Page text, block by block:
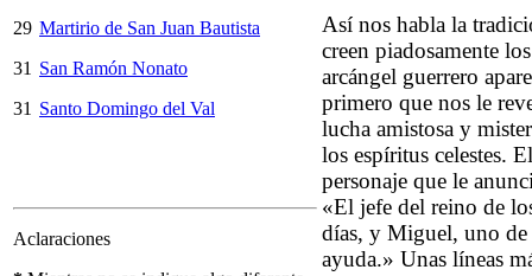
29 Martirio de San Juan Bautista
31 San Ramón Nonato
31 Santo Domingo del Val
Aclaraciones
Así nos habla la
creen piadosamente
arcángel guerrero
primero que nos le
lucha amistosa y
los espíritus celestes.
personaje que le
«El jefe del reino de
días, y Miguel, uno de
ayuda.» Unas líneas